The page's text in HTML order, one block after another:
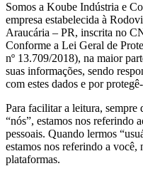
Somos a Koube Indústria e
empresa estabelecida à
Araucária – PR, inscrita no
Conforme a Lei Geral de
nº 13.709/2018), na maior
suas informações, sendo
com estes dados e por
Para facilitar a leitura, sempre
“nós”, estamos nos referindo
pessoais. Quando lermos
estamos nos referindo a você,
plataformas.